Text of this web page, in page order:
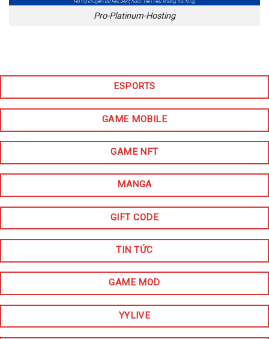
Pro-Platinum-Hosting
ESPORTS
GAME MOBILE
GAME NFT
MANGA
GIFT CODE
TIN TỨC
GAME MOD
YYLIVE